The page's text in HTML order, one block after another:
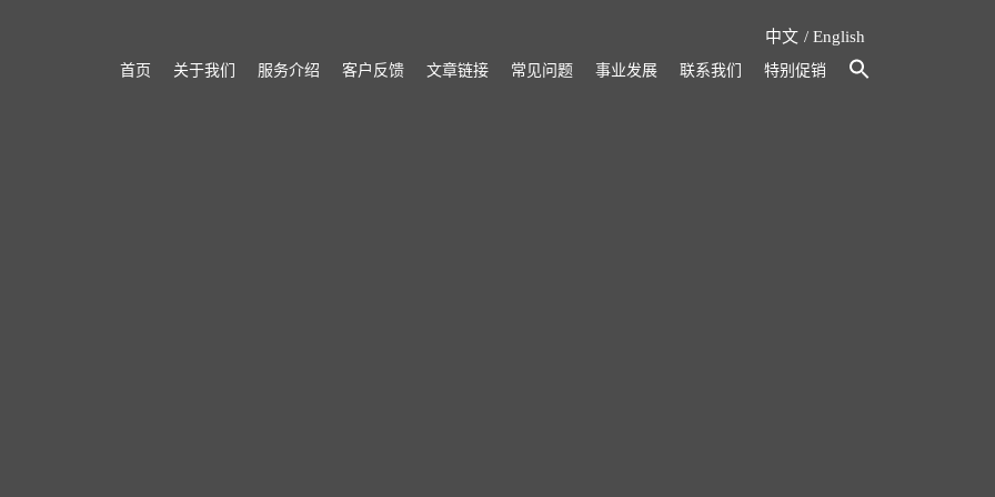
中文 English
首页 关于我们 服务介绍 客户反馈 文章链接 常见问题 事业发展 联系我们 特别促销